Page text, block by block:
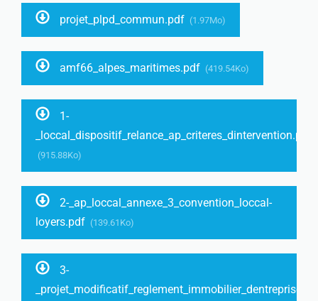
projet_plpd_commun.pdf (1.97Mo)
amf66_alpes_maritimes.pdf (419.54Ko)
1-
_loccal_dispositif_relance_ap_criteres_dintervention.pdf
(915.88Ko)
2-_ap_loccal_annexe_3_convention_loccal-
loyers.pdf (139.61Ko)
3-